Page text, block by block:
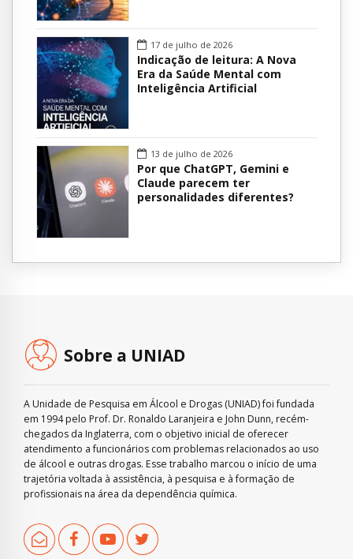
17 de julho de 2026
Indicação de leitura: A Nova
Era da Saúde Mental com
Inteligência Artificial
13 de julho de 2026
Por que ChatGPT, Gemini e
Claude parecem ter
personalidades diferentes?
Sobre a UNIAD
A Unidade de Pesquisa em Álcool e Drogas (UNIAD) foi fundada
em 1994 pelo Prof. Dr. Ronaldo Laranjeira e John Dunn, recém-
chegados da Inglaterra, com o objetivo inicial de oferecer
atendimento a funcionários com problemas relacionados ao uso
de álcool e outras drogas. Esse trabalho marcou o início de uma
trajetória voltada à assistência, à pesquisa e à formação de
profissionais na área da dependência química.